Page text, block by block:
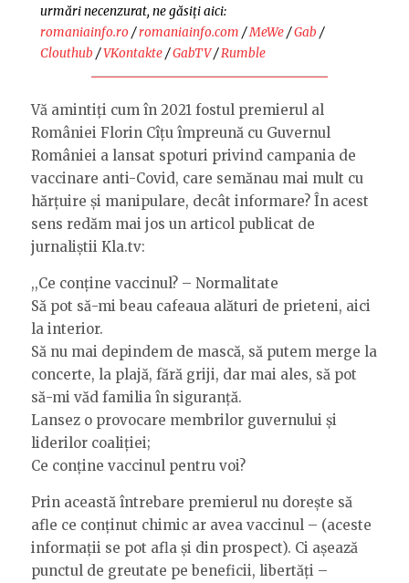
urmări necenzurat, ne găsiți aici:
romaniainfo.ro/romaniainfo.com /MeWe/Gab /
Clouthub /VKontakte/GabTV/Rumble
Vă amintiți cum în 2021 fostul premierul al
României Florin Cîțu împreună cu Guvernul
României a lansat spoturi privind campania de
vaccinare anti-Covid, care semănau mai mult cu
hărțuire și manipulare, decât informare? În acest
sens redăm mai jos un articol publicat de
jurnaliștii Kla.tv:
,,Ce conține vaccinul? – Normalitate
Să pot să-mi beau cafeaua alături de prieteni, aici
la interior.
Să nu mai depindem de mască, să putem merge la
concerte, la plajă, fără griji, dar mai ales, să pot
să-mi văd familia în siguranță.
Lansez o provocare membrilor guvernului și
liderilor coaliției;
Ce conține vaccinul pentru voi?
Prin această întrebare premierul nu dorește să
afle ce conținut chimic ar avea vaccinul – (aceste
informații se pot afla și din prospect). Ci așează
punctul de greutate pe beneficii, libertăți –